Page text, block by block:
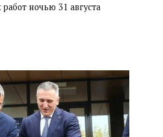
ночью 31 августа